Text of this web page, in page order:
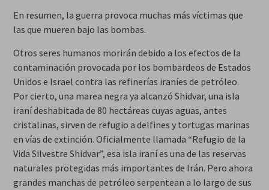
En resumen, la guerra provoca muchas más víctimas que
las que mueren bajo las bombas.
Otros seres humanos morirán debido a los efectos de la
contaminación provocada por los bombardeos de Estados
Unidos e Israel contra las refinerías iraníes de petróleo.
Por cierto, una marea negra ya alcanzó Shidvar, una isla
iraní deshabitada de 80 hectáreas cuyas aguas, antes
cristalinas, sirven de refugio a delfines y tortugas marinas
en vías de extinción. Oficialmente llamada “Refugio de la
Vida Silvestre Shidvar”, esa isla iraní es una de las reservas
naturales protegidas más importantes de Irán. Pero ahora
grandes manchas de petróleo serpentean a lo largo de sus